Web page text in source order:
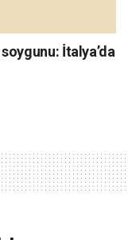
İtalya’da